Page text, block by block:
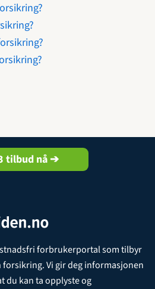
tilbud nå ➔
forbrukerportal som tilbyr
Vi gir deg informasjonen
du kan ta opplyste og